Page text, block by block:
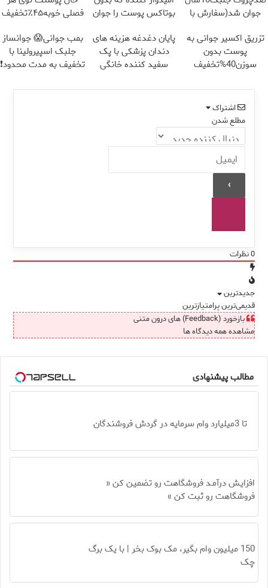
جوان شد(سفارش با
بوتاکس پوست را جوان
فصلی خوبه۴۵٪تخفیف
تزریق اکسیر جوانی به
پوست بدون
سوزن40%تخفیف
پایان دغدغه هزینه های
دندان پزشکی با پک
سفید کننده خانگی
بمب جوانی😱 جوانساز
جلبک اسپیرولینا با
تخفیف به مدت محدود❗
اشتراک
مطلع شدن
0نظرات
جدیدترین
قدیمی‌ترینپرامتیازترین
بازخورد (Feedback) های درون متنی
مشاهده همه دیدگاه ها
مطالب پیشنهادی
تا 3میلیارد وام سرمایه در گردش فروشندگان
افزایش درآمـد فروشگاهت رو تضمین کن «
فروشگاهت رو ثبت کن »
150 میلیون وام بگیر، مک بوک بخر | با یک برگ
چک